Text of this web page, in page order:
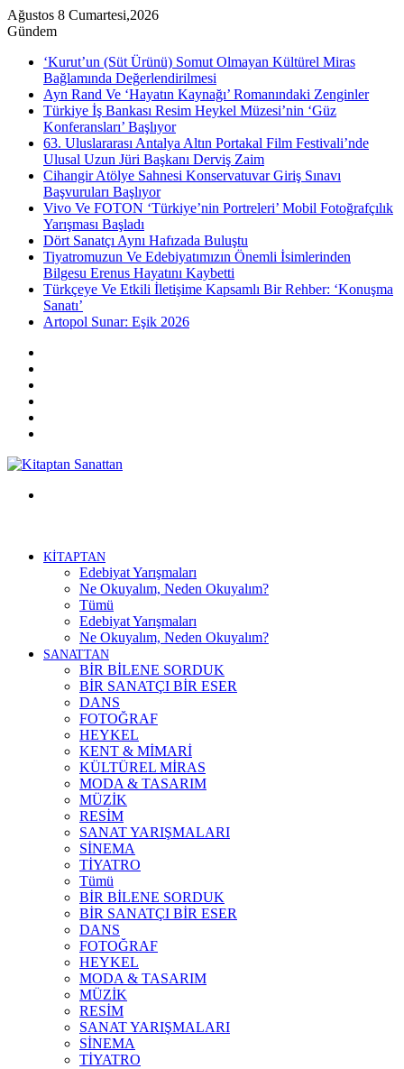
Ağustos 8 Cumartesi,2026
Gündem
‘Kurut’un (Süt Ürünü) Somut Olmayan Kültürel Miras
Bağlamında Değerlendirilmesi
Ayn Rand Ve ‘Hayatın Kaynağı’ Romanındaki Zenginler
Türkiye İş Bankası Resim Heykel Müzesi’nin ‘Güz
Konferansları’ Başlıyor
63. Uluslararası Antalya Altın Portakal Film Festivali’nde
Ulusal Uzun Jüri Başkanı Derviş Zaim
Cihangir Atölye Sahnesi Konservatuvar Giriş Sınavı
Başvuruları Başlıyor
Vivo Ve FOTON ‘Türkiye’nin Portreleri’ Mobil Fotoğrafçılık
Yarışması Başladı
Dört Sanatçı Aynı Hafızada Buluştu
Tiyatromuzun Ve Edebiyatımızın Önemli İsimlerinden
Bilgesu Erenus Hayatını Kaybetti
Türkçeye Ve Etkili İletişime Kapsamlı Bir Rehber: ‘Konuşma
Sanatı’
Artopol Sunar: Eşik 2026
KİTAPTAN
Edebiyat Yarışmaları
Ne Okuyalım, Neden Okuyalım?
Tümü
Edebiyat Yarışmaları
Ne Okuyalım, Neden Okuyalım?
SANATTAN
BİR BİLENE SORDUK
BİR SANATÇI BİR ESER
DANS
FOTOĞRAF
HEYKEL
KENT & MİMARİ
KÜLTÜREL MİRAS
MODA & TASARIM
MÜZİK
RESİM
SANAT YARIŞMALARI
SİNEMA
TİYATRO
Tümü
BİR BİLENE SORDUK
BİR SANATÇI BİR ESER
DANS
FOTOĞRAF
HEYKEL
MODA & TASARIM
MÜZİK
RESİM
SANAT YARIŞMALARI
SİNEMA
TİYATRO